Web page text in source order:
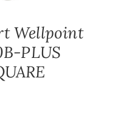
Wellpoint
PLUS